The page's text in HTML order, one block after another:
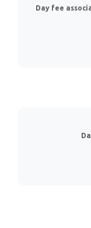
Day fee